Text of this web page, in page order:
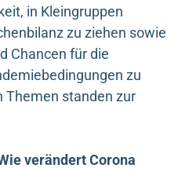
in Kleingruppen
zu ziehen sowie
Chancen für die
zu
Themen standen zur
verändert Corona